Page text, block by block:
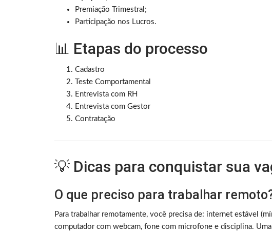
Premiação Trimestral;
Participação nos Lucros.
📊 Etapas do processo
Cadastro
Teste Comportamental
Entrevista com RH
Entrevista com Gestor
Contratação
💡 Dicas para conquistar sua
O que preciso para trabalhar
Para trabalhar remotamente, você precisa de: internet estável
computador com webcam, fone com microfone e disciplina.